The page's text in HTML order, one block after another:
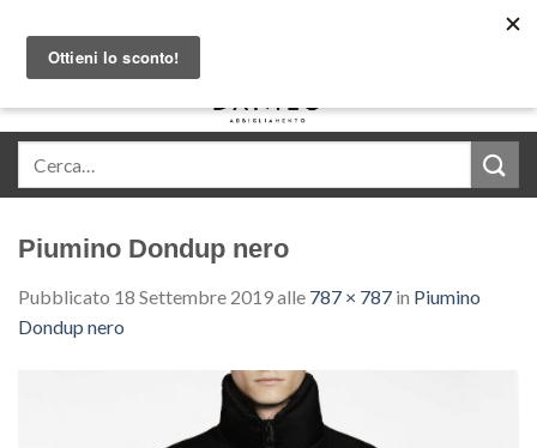
content
Piumino Dondup nero
Pubblicato 18 Settembre 2019alle 787 × 787 in Piumino
Dondup nero